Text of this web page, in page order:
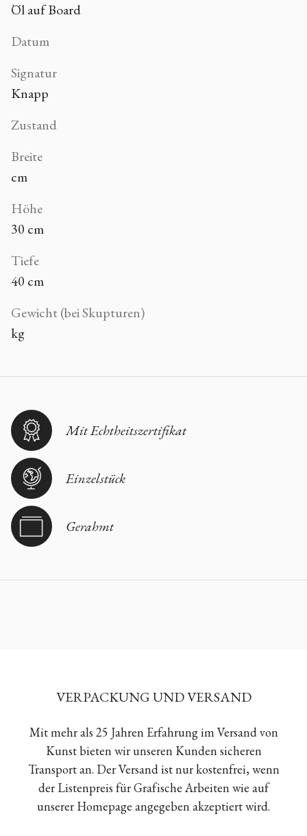
Öl auf Board
Datum
Signatur
Knapp
Zustand
Breite
cm
Höhe
30 cm
Tiefe
40 cm
Gewicht (bei Skupturen)
kg
Mit Echtheitszertifikat
Einzelstück
Gerahmt
VERPACKUNG UND VERSAND
Mit mehr als 25 Jahren Erfahrung im Versand von
Kunst bieten wir unseren Kunden sicheren
Transport an. Der Versand ist nur kostenfrei, wenn
der Listenpreis für Grafische Arbeiten wie auf
unserer Homepage angegeben akzeptiert wird.